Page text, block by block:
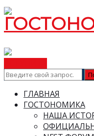
ГЛАВНАЯ
ГОСТОНОМИКА
НАША